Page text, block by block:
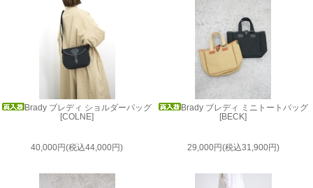
Brady ブレディ ショルダーバッグ
[COLNE]
40,000円(税込44,000円)
Brady ブレディ ミニトートバッグ
[BECK]
29,000円(税込31,900円)